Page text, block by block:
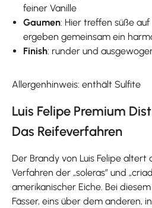
feiner Vanille
Gaumen: Hier treffen süße
ergeben gemeinsam ein
Finish: runder und
Allergenhinweis: enthält Sulfite
Luis Felipe Premium
Das Reifeverfahren
Der Brandy von Luis Felipe
Verfahren der „soleras” und
amerikanischer Eiche. Bei
Fässer, eins über dem anderen,